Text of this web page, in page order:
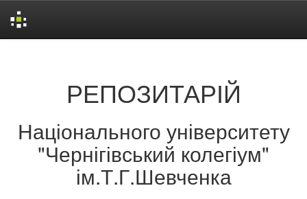
РЕПОЗИТАРІЙ
Національного університету
"Чернігівський колегіум"
ім.Т.Г.Шевченка